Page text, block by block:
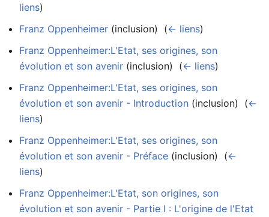
liens)
Franz Oppenheimer (inclusion) ‎ (← liens)
Franz Oppenheimer:L'Etat, ses origines, son
évolution et son avenir (inclusion) ‎ (← liens)
Franz Oppenheimer:L'Etat, ses origines, son
évolution et son avenir - Introduction (inclusion) ‎ (←
liens)
Franz Oppenheimer:L'Etat, ses origines, son
évolution et son avenir - Préface (inclusion) ‎ (←
liens)
Franz Oppenheimer:L'Etat, son origines, son
évolution et son avenir - Partie I : L'origine de l'Etat